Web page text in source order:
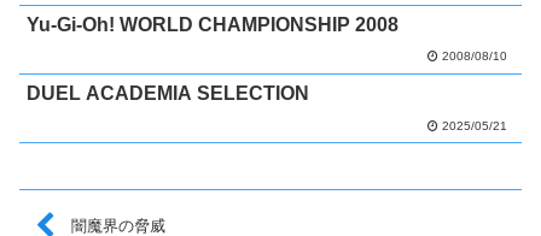
Yu-Gi-Oh! WORLD CHAMPIONSHIP 2008
2008/08/10
DUEL ACADEMIA SELECTION
2025/05/21
闇魔界の脅威